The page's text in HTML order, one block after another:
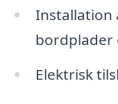
Installation
bordplader
Elektrisk